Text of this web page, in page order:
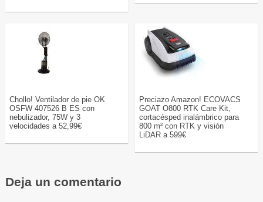
Chollo! Ventilador de pie OK
OSFW 407526 B ES con
nebulizador, 75W y 3
velocidades a 52,99€
Preciazo Amazon! ECOVACS
GOAT O800 RTK Care Kit,
cortacésped inalámbrico para
800 m² con RTK y visión
LiDAR a 599€
Deja un comentario